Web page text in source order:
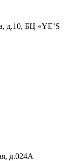
д.10, БЦ «YE’S
д.024А